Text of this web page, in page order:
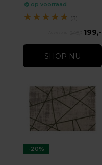
op voorraad
★★★★★ (3)
199,-
SHOP NU
-20%